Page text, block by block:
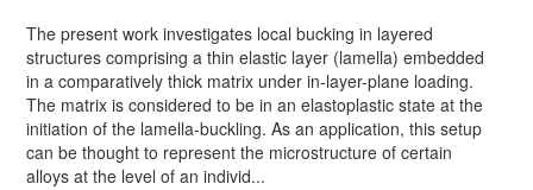
The present work investigates local bucking in layered
structures comprising a thin elastic layer (lamella) embedded
in a comparatively thick matrix under in-layer-plane loading.
The matrix is considered to be in an elastoplastic state at the
initiation of the lamella-buckling. As an application, this setup
can be thought to represent the microstructure of certain
alloys at the level of an individ...